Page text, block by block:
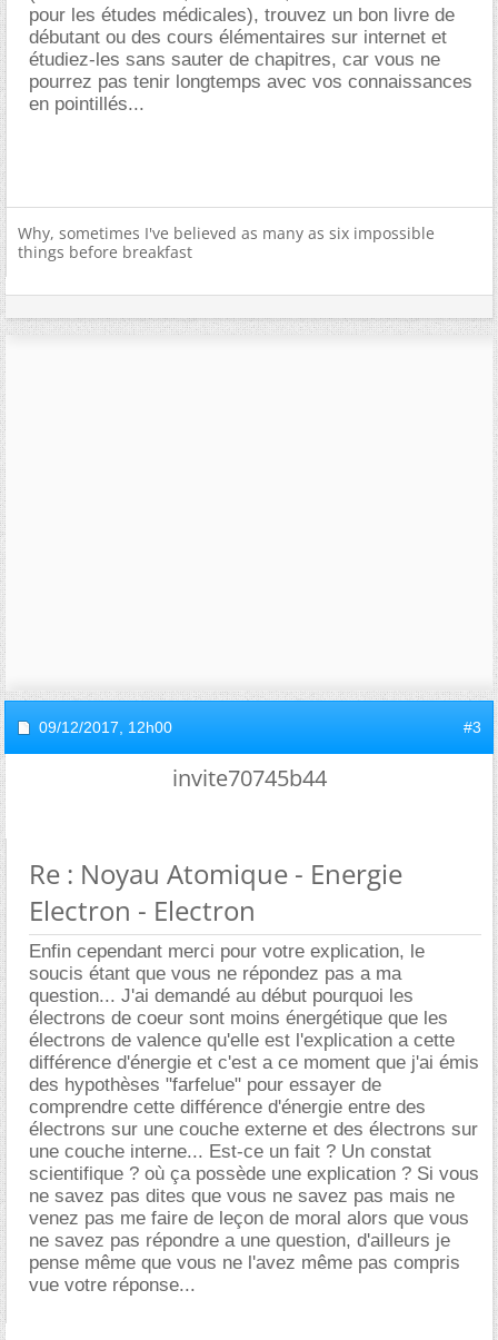
pour les études médicales), trouvez un bon livre de
débutant ou des cours élémentaires sur internet et
étudiez-les sans sauter de chapitres, car vous ne
pourrez pas tenir longtemps avec vos connaissances
en pointillés...
Why, sometimes I've believed as many as six impossible
things before breakfast
09/12/2017, 12h00 #3
invite70745b44
Re : Noyau Atomique - Energie
Electron - Electron
Enfin cependant merci pour votre explication, le
soucis étant que vous ne répondez pas a ma
question... J'ai demandé au début pourquoi les
électrons de coeur sont moins énergétique que les
électrons de valence qu'elle est l'explication a cette
différence d'énergie et c'est a ce moment que j'ai émis
des hypothèses "farfelue" pour essayer de
comprendre cette différence d'énergie entre des
électrons sur une couche externe et des électrons sur
une couche interne... Est-ce un fait ? Un constat
scientifique ? où ça possède une explication ? Si vous
ne savez pas dites que vous ne savez pas mais ne
venez pas me faire de leçon de moral alors que vous
ne savez pas répondre a une question, d'ailleurs je
pense même que vous ne l'avez même pas compris
vue votre réponse...